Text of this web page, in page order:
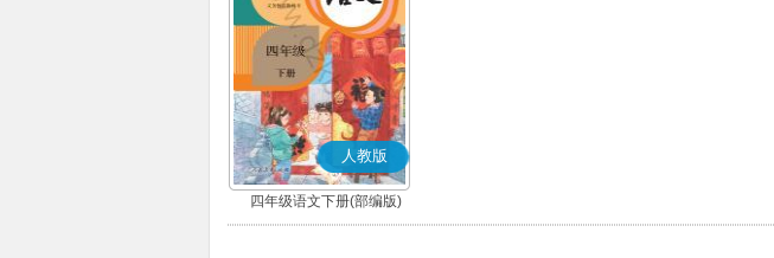
人教版
四年级语文下册(部编版)